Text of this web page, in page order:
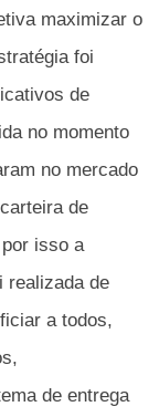
maximizar o
foi
de
no momento
no mercado
de
isso a
realizada de
a todos,
de entrega